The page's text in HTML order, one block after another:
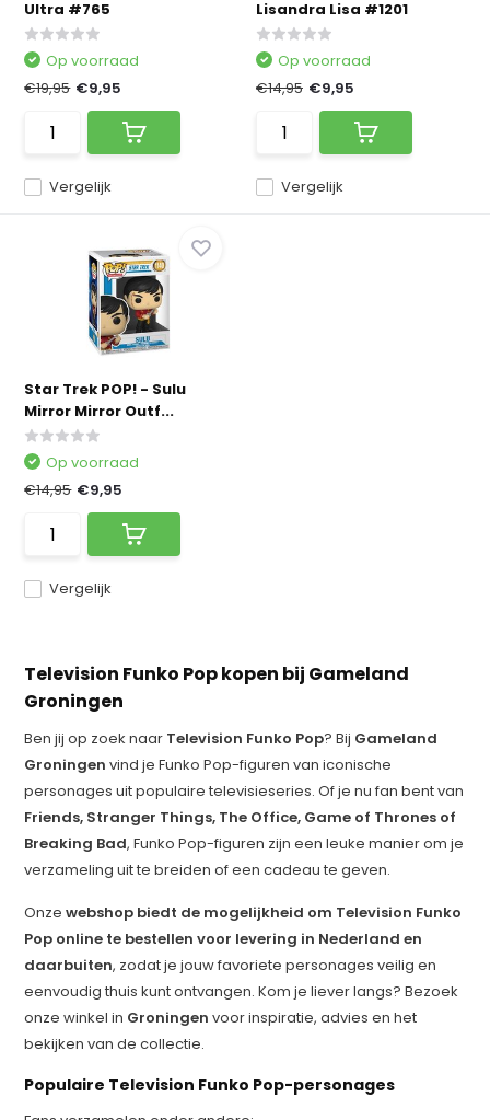
Ultra #765
Vergelijk
Op voorraad
€19,95 €9,95
Lisandra Lisa #1201
Vergelijk
Op voorraad
€14,95 €9,95
Star Trek POP! - Sulu
Mirror Mirror Outf...
Vergelijk
Op voorraad
€14,95 €9,95
Television Funko Pop kopen bij Gameland
Groningen
Ben jij op zoek naar Television Funko Pop? Bij Gameland
Groningen vind je Funko Pop-figuren van iconische
personages uit populaire televisieseries. Of je nu fan bent van
Friends, Stranger Things, The Office, Game of Thrones of
Breaking Bad, Funko Pop-figuren zijn een leuke manier om je
verzameling uit te breiden of een cadeau te geven.
Onzewebshop biedt de mogelijkheid om Television Funko
Pop online te bestellen voor levering in Nederland en
daarbuiten, zodat je jouw favoriete personages veilig en
eenvoudig thuis kunt ontvangen. Kom je liever langs? Bezoek
onze winkel in Groningen voor inspiratie, advies en het
bekijken van de collectie.
Populaire Television Funko Pop-personages